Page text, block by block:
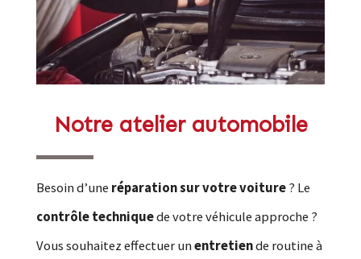
Notre atelier automobile
Besoin d’une réparation sur votre voiture? Le
contrôle techniquede votre véhicule approche ?
Vous souhaitez effectuer unentretiende routine à